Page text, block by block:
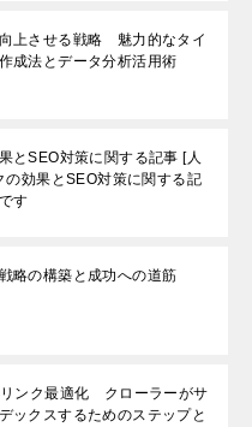
上させる戦略 魅力的なタイ
成法とデータ分析活用術
とSEO対策に関する記事 [人
の効果とSEO対策に関する記
す
略の構築と成功への道筋
ンク最適化 クローラーがサ
ックスするためのステップと